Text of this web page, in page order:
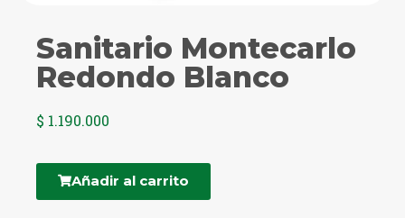
Sanitario Montecarlo
Redondo Blanco
$ 1.190.000
Añadir al carrito